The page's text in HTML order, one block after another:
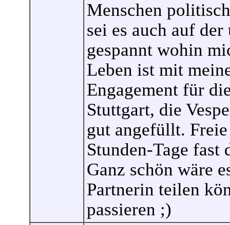
Menschen
sei es auch auf
gespannt wohin
Leben ist mit
Engagement für
Stuttgart, die
gut angefüllt.
Stunden-Tage fast
Ganz schön wäre
Partnerin teilen
passieren ;)